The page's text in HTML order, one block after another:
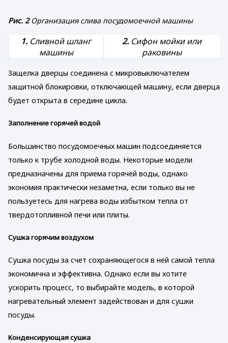
Рис. 2Организация слива посудомоечной машины
1. Сливной шланг
машины
2. Сифон мойки или
раковины
Защелка дверцы соединена с микровыключателем
защитной блокировки, отключающей машину, если дверца
будет открыта в середине цикла.
Заполнение горячей водой
Большинство посудомоечных машин подсоединяется
только к трубе холодной воды. Некоторые модели
предназначены для приема горячей воды, однако
экономия практически незаметна, если только вы не
пользуетесь для нагрева воды избытком тепла от
твердотопливной печи или плиты.
Сушка горячим воздухом
Сушка посуды за счет сохраняющегося в ней самой тепла
экономична и эффективна. Однако если вы хотите
ускорить процесс, то выбирайте модель, в которой
нагревательный элемент задействован и для сушки
посуды.
Конденсирующая сушка